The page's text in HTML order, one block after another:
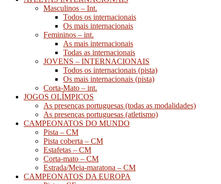
Masculinos – Int.
Todos os internacionais
Os mais internacionais
Femininos – int.
As mais internacionais
Todas as internacionais
JOVENS – INTERNACIONAIS
Todos os internacionais (pista)
Os mais internacionais (pista)
Corta-Mato – int.
JOGOS OLÍMPICOS
As presenças portuguesas (todas as modalidades)
As presenças portuguesas (atletismo)
CAMPEONATOS DO MUNDO
Pista – CM
Pista coberta – CM
Estafetas – CM
Corta-mato – CM
Estrada/Meia-maratona – CM
CAMPEONATOS DA EUROPA